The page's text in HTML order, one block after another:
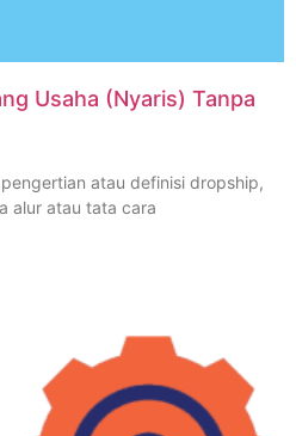
Usaha (Nyaris) Tanpa
atau definisi dropship,
alur atau tata cara